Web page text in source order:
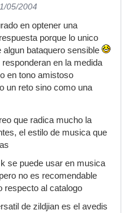
05/2004
en optener una
porque lo unico
bataquero sensible
en la medida
en tono amistoso
un reto sino como una
que radica mucho la
el estilo de musica que
se puede usar en musica
no es recomendable
respecto al catalogo
de zildjian es el avedis